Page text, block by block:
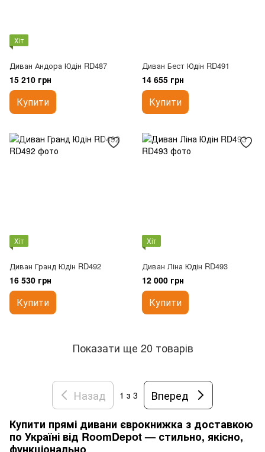
Хіт
Диван Андора Юдін RD487
15 210 грн
Купити
Диван Бест Юдін RD491
14 655 грн
Купити
Хіт
Диван Гранд Юдін RD492
16 530 грн
Купити
Хіт
Диван Ліна Юдін RD493
12 000 грн
Купити
Показати ще 20 товарів
Назад 1 з 3
Вперед
Купити прямі дивани єврокнижка з доставкою
по Україні від RoomDepot — стильно, якісно,